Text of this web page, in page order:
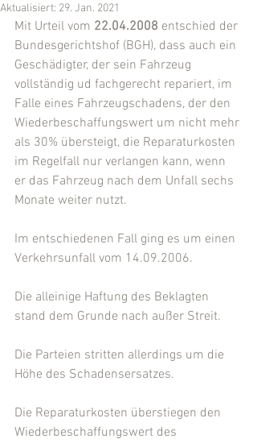
Aktualisiert: 29. Jan. 2021
Mit Urteil vom 22.04.2008 entschied der
Bundesgerichtshof (BGH), dass auch ein
Geschädigter, der sein Fahrzeug
vollständig ud fachgerecht repariert, im
Falle eines Fahrzeugschadens, der den
Wiederbeschaffungswert um nicht mehr
als 30% übersteigt, die Reparaturkosten
im Regelfall nur verlangen kann, wenn
er das Fahrzeug nach dem Unfall sechs
Monate weiter nutzt.
Im entschiedenen Fall ging es um einen
Verkehrsunfall vom 14.09.2006.
Die alleinige Haftung des Beklagten
stand dem Grunde nach außer Streit.
Die Parteien stritten allerdings um die
Höhe des Schadensersatzes.
Die Reparaturkosten überstiegen den
Wiederbeschaffungswert des